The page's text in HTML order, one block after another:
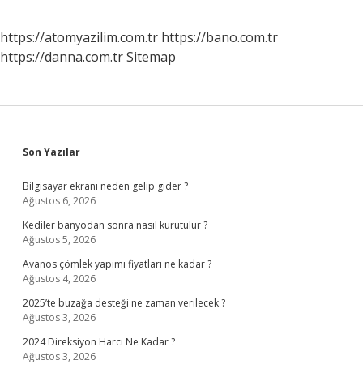
https://atomyazilim.com.tr https://bano.com.tr
https://danna.com.trSitemap
Sidebar
Son Yazılar
Bilgisayar ekranı neden gelip gider ?
Ağustos 6, 2026
Kediler banyodan sonra nasıl kurutulur ?
Ağustos 5, 2026
Avanos çömlek yapımı fiyatları ne kadar ?
Ağustos 4, 2026
2025’te buzağa desteği ne zaman verilecek ?
Ağustos 3, 2026
2024 Direksiyon Harcı Ne Kadar ?
Ağustos 3, 2026